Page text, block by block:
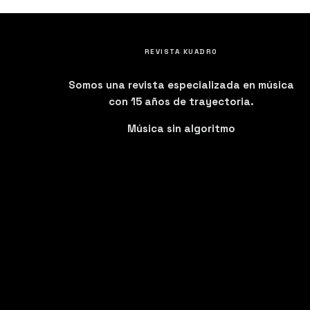
REVISTA KUADRO
Somos una revista especializada en música
con 15 años de trayectoria.
Música sin algoritmo